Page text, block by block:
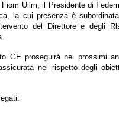
Uilm, il Presidente di
la cui presenza è
del Direttore e degli
GE proseguirà nei prossimi
nel rispetto degli